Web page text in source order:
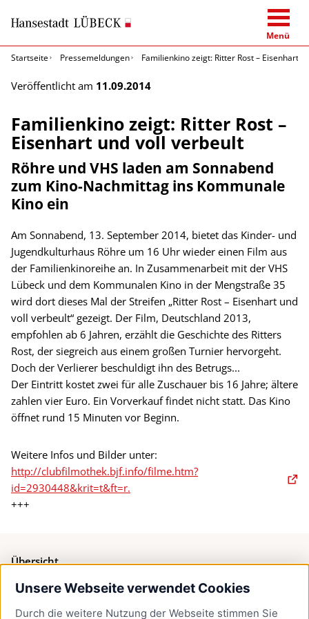
Unsere Webseite verwendet Cookies
Durch die weitere Nutzung der Webseite stimmen Sie
Menü
Startseite
Pressemeldungen Familienkino zeigt: Ritter Rost – Eisenhart
Veröffentlicht am 11.09.2014
Familienkino zeigt: Ritter Rost –
Eisenhart und voll verbeult
Röhre und VHS laden am Sonnabend
zum Kino-Nachmittag ins Kommunale
Kino ein
Am Sonnabend, 13. September 2014, bietet das Kinder- und
Jugendkulturhaus Röhre um 16 Uhr wieder einen Film aus
der Familienkinoreihe an. In Zusammenarbeit mit der VHS
Lübeck und dem Kommunalen Kino in der Mengstraße 35
wird dort dieses Mal der Streifen „Ritter Rost – Eisenhart und
voll verbeult“ gezeigt. Der Film, Deutschland 2013,
empfohlen ab 6 Jahren, erzählt die Geschichte des Ritters
Rost, der siegreich aus einem großen Turnier hervorgeht.
Doch der Verlierer beschuldigt ihn des Betrugs...
Der Eintritt kostet zwei für alle Zuschauer bis 16 Jahre; ältere
zahlen vier Euro. Ein Vorverkauf findet nicht statt. Das Kino
öffnet rund 15 Minuten vor Beginn.
Weitere Infos und Bilder unter:
http://clubfilmothek.bjf.info/filme.htm?
id=2930448&krit=t&ft=r.
+++
Übersicht
Bürgerservice
Presse